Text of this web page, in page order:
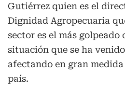
Gutiérrez quien es el
Dignidad Agropecuaria
sector es el más golpeado
situación que se ha
afectando en gran
país.